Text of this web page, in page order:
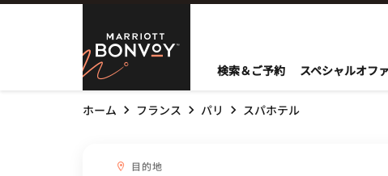
Skip to Content
Marriott
検索＆ご予約 スペシャルオフ
ホーム フランス パリ スパホテル
目的地combobox
目的地